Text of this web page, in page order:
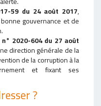
59 du 24 août 2017,
gouvernance et de
2020-604 du 27 août
direction générale de la
de la corruption à la
et fixant ses
?